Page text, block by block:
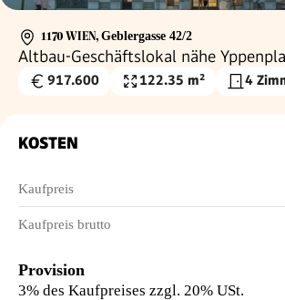
1170 WIEN, Geblergasse 42/2
Altbau-Geschäftslokal nähe
Kaufpreis
917.600
Nutzfläche
122.35 m² 4
KOSTEN
Kaufpreis
Kaufpreis brutto
Provision
3% des Kaufpreises zzgl. 20% USt.